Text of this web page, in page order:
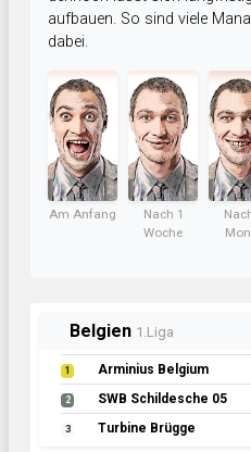
aufbauen. So sind viele
dabei.
Am Anfang
Nach 1
Woche
Belgien 1.Liga
1 Arminius Belgium
2 SWB Schildesche 05
3 Turbine Brügge